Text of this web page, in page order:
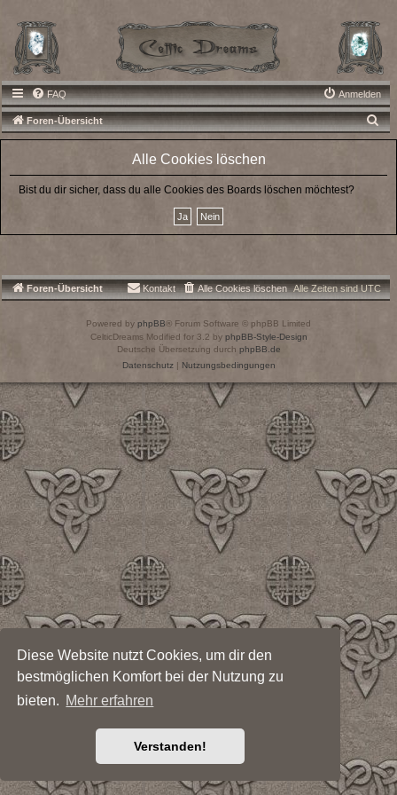
Diese Website nutzt Cookies, um dir den
bestmöglichen Komfort bei der Nutzung zu
bieten. Mehr erfahren
Verstanden!
FAQ Anmelden
Foren-Übersicht
S
u
Alle Cookies löschen
Bist du dir sicher, dass du alle Cookies des Boards löschen möchtest?
Foren-Übersicht Alle Zeiten sindUTC
Alle Cookies löschen
Kontakt
Powered by phpBB® Forum Software © phpBB Limited
CelticDreams Modified for 3.2 by phpBB-Style-Design
Deutsche Übersetzung durch phpBB.de
Datenschutz| Nutzungsbedingungen